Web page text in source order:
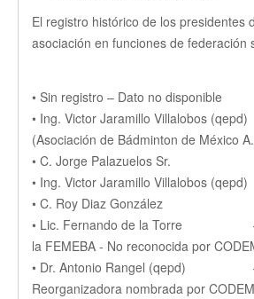
El registro histórico de los presidentes
asociación en funciones de federación
• Sin registro – Dato no disponible
• Ing. Victor Jaramillo Villalobos
(Asociación de Bádminton de México
• C. Jorge Palazuelos Sr. –
• Ing. Victor Jaramillo Villalobos
• C. Roy Diaz González –
• Lic. Fernando de la Torre –
la FEMEBA - No reconocida por
• Dr. Antonio Rangel (qepd) –
Reorganizadora nombrada por